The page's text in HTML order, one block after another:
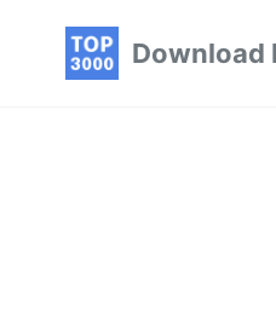
Download